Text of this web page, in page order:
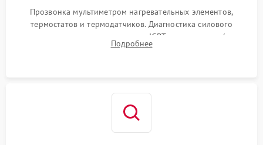
Прозвонка мультиметром нагревательных элементов,
термостатов и термодатчиков. Диагностика силового
модуля, реле, диодных мостов и IGBT-транзисторов (для
индукции). Проверка кранов и газ-контроля (для газовых
Подробнее